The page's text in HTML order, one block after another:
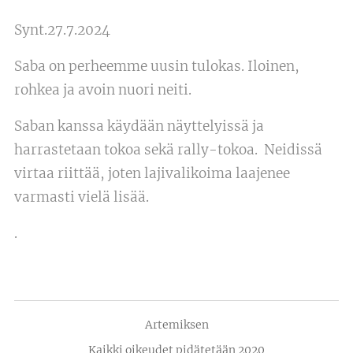
Synt.27.7.2024
Saba on perheemme uusin tulokas. Iloinen,
rohkea ja avoin nuori neiti.
Saban kanssa käydään näyttelyissä ja
harrastetaan tokoa sekä rally-tokoa. Neidissä
virtaa riittää, joten lajivalikoima laajenee
varmasti vielä lisää.
.
Artemiksen
Kaikki oikeudet pidätetään 2020